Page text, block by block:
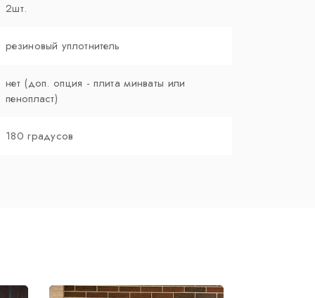
2шт.
резиновый уплотнитель
нет (доп. опция - плита минваты или
пенопласт)
180 градусов